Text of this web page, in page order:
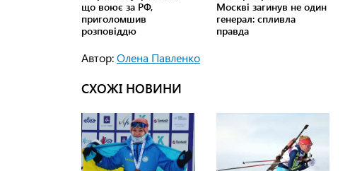
Автор:Олена Павленко
СХОЖІ НОВИНИ